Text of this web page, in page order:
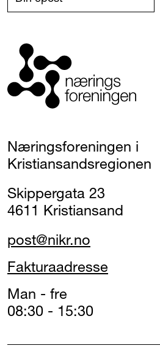
Næringsforeningen i
Kristiansandsregionen
Skippergata 23
4611 Kristiansand
post@nikr.no
Fakturaadresse
Man - fre
08:30 - 15:30